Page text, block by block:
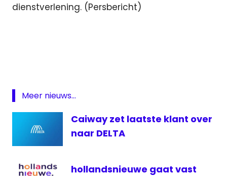
dienstverlening. (Persbericht)
directeur
kabel
Meer nieuws...
Caiway zet laatste klant over
naar DELTA
hollandsnieuwe gaat vast